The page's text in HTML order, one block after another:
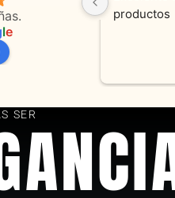
le
en todo
SER